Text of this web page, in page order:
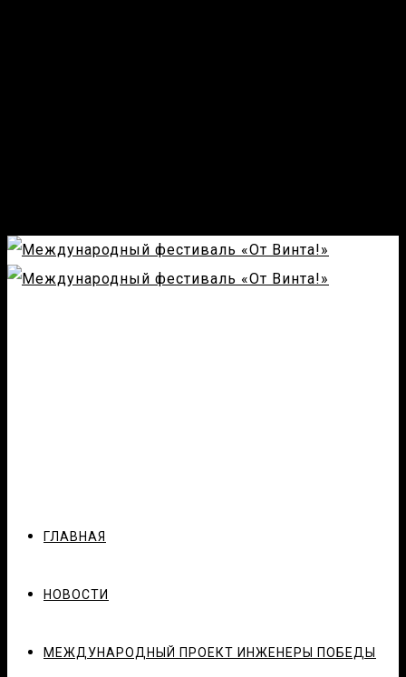
ГЛАВНАЯ
НОВОСТИ
МЕЖДУНАРОДНЫЙ ПРОЕКТ ИНЖЕНЕРЫ ПОБЕДЫ